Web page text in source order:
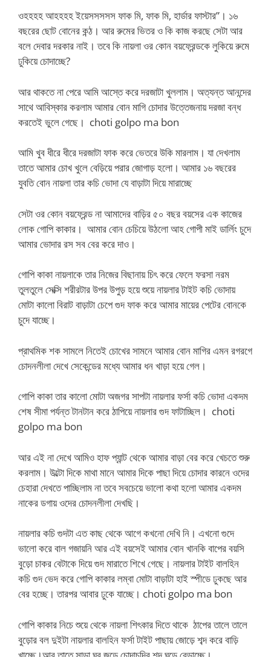
ওহহহহ আহহহহ ইয়েসসসসস ফাক মি, ফাক মি, হার্ডার ফাস্টার”। ১৬
বছরের ছোট বোনের কন্ঠ। আর রুমের ভিতর ও কি কাজ করছে সেটা আর
বলে দেবার দরকার নাই। তবে কি নায়লা ওর কোন বয়ফ্রেন্ডকে লুকিয়ে রুমে
ঢুকিয়ে চোদাচ্ছে?
আর থাকতে না পেরে আমি আস্তে করে দরজাটা খুললাম। অত্যন্ত আনন্দের
সাথে আবিস্কার করলাম আমার বোন মাগি চোদার উত্তেজনায় দরজা বন্ধ
করতেই ভুলে গেছে। choti golpo ma bon
আমি খুব ধীরে ধীরে দরজাটা ফাক করে ভেতরে উকি মারলাম। যা দেখলাম
তাতে আমার চোখ খুলে বেড়িয়ে পরার জোগাড় হলো। আমার ১৬ বছরের
যুবতি বোন নায়লা তার কচি ভোদা যে বাড়াটা দিয়ে মারাচ্ছে
সেটা ওর কোন বয়ফ্রেন্ড না আমাদের বাড়ির ৫০ বছর বয়সের এক কাজের
লোক গোপি কাকার। আমার বোন চেচিয়ে উঠলো আহ গোপী মাই ডার্লিং চুদে
আমার ভোদার রস সব বের করে দাও।
গোপি কাকা নায়লাকে তার নিজের বিছানায় চিৎ করে ফেলে ফরসা নরম
তুলতুলে সেক্সি শরীরটার উপর উপুড় হয়ে শুয়ে নায়লার টাইট কচি ভোদায়
মোটা কালো বিরাট বাড়াটা চেপে গুদ ফাক করে আমার মায়ের পেটের বোনকে
চুদে যাচ্ছে।
প্রাথমিক শক সামলে নিতেই চোখের সামনে আমার বোন মাগির এমন রগরগে
চোদনলীলা দেখে সেকেন্ডের মধ্যে আমার ধন খাড়া হয়ে গেল।
গোপি কাকা তার কালো মোটা অজগর সাপটা নায়লার ফর্সা কচি ভোদা একদম
শেষ সীমা পর্যন্ত টানটান করে ঠাপিয়ে নায়লার গুদ ফাটাচ্ছিল। choti
golpo ma bon
আর এই না দেখে আমিও হাফ প্যান্ট থেকে আমার বাড়া বের করে খেচতে শুরু
করলাম। উল্টো দিকে মাথা মানে আমার দিকে পাছা দিয়ে চোদার কারনে ওদের
চেহারা দেখতে পাচ্ছিলাম না তবে সবচেয়ে ভালো কথা হলো আমার একদম
নাকের ডগায় ওদের চোদনলীলা দেখছি।
নায়লার কচি গুদটা এত কাছ থেকে আগে কখনো দেখি নি। এখনো গুদে
ভালো করে বাল গজায়নি আর এই বয়সেই আমার বোন খানকি বাপের বয়সি
বুড়ো চাকর বেটাকে দিয়ে গুদ মারাতে শিখে গেছে। নায়লার টাইট বালহিন
কচি গুদ ভেদ করে গোপি কাকার লম্বা মোটা বাড়াটা হাই স্পীডে ঢুকছে আর
বের হচ্ছে। তারপর আবার ঢুকে যাচ্ছে। choti golpo ma bon
গোপি কাকার নিচে শুয়ে থেকে নায়লা শিৎকার দিতে থাকে ঠাপের তালে তালে
বুড়োর বল দুইটা নায়লার বালহিন ফর্সা টাইট পাছায় জোড়ে শব্দ করে বাড়ি